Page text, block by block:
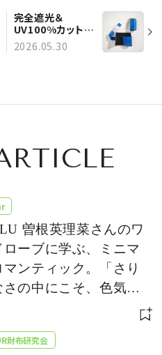
完全遮光＆
UV100%カットの
「晴雨兼用傘」5
選！ サンバリアや
2026.05.30
曽根英理菜さんのワ
ローブに学ぶ、ミニマ
マンティック。「さり
さの中にこそ、色気が
財布研究会